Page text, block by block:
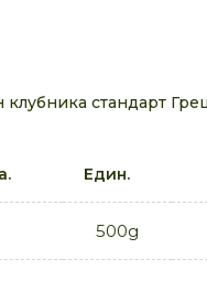
стандарт
Един.
500g